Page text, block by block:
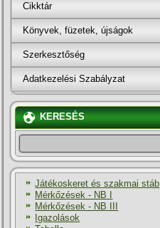
Cikktár
Könyvek, füzetek, újságok
Szerkesztőség
Adatkezelési Szabályzat
KERESÉS
Játékoskeret és szakmai stáb
Mérkőzések - NB I
Mérkőzések - NB III
Igazolások